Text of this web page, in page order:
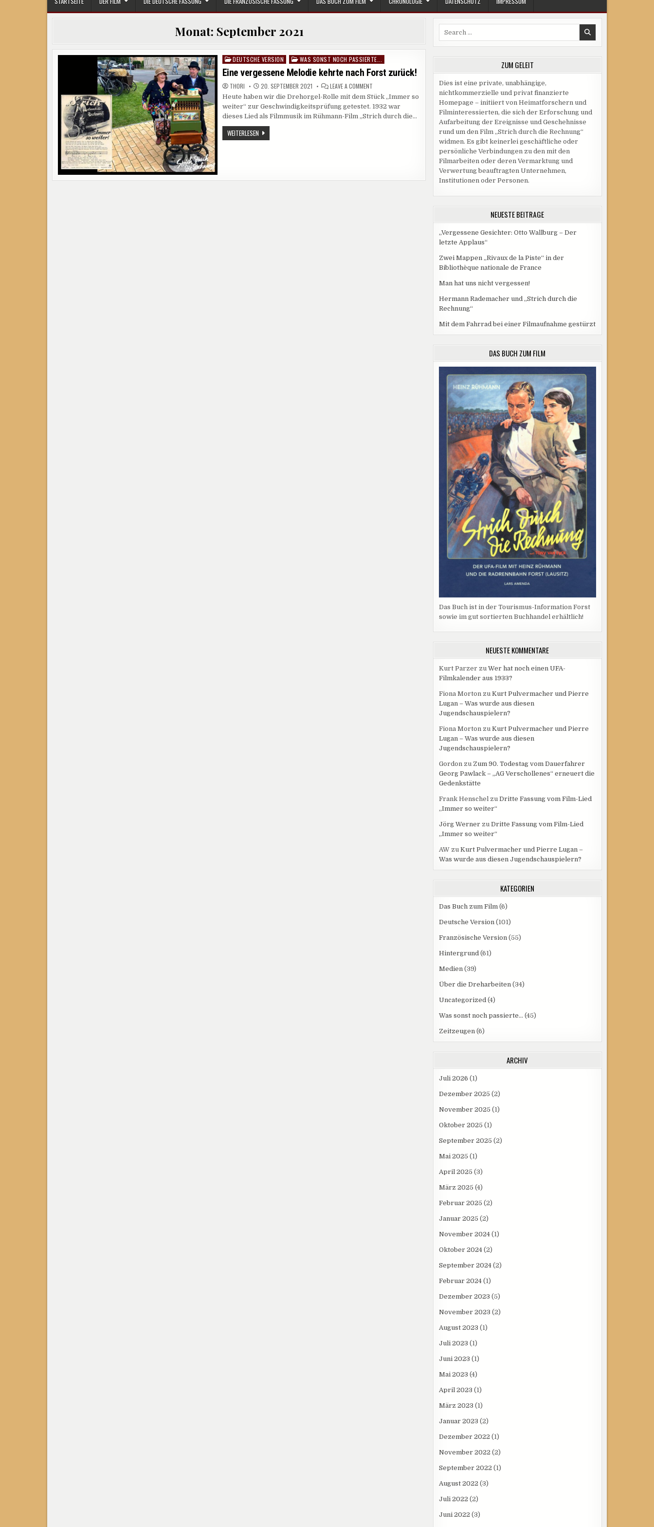
Monat: September 2021
Posted
in
DEUTSCHE VERSION WAS SONST NOCH PASSIERTE...
Eine vergessene Melodie kehrte nach Forst zurück!
THORI 20. SEPTEMBER 2021 LEAVE A COMMENTON
VERGESSENE
MELODIE
KEHRTE
NACH
FORST
Heute haben wir die Drehorgel-Rolle mit dem Stück „Immer so
weiter“ zur Geschwindigkeitsprüfung getestet. 1932 war
dieses Lied als Filmmusik im Rühmann-Film „Strich durch die…
WEITERLESENEINE
VERGESSENE
ZUM GELEIT
Dies ist eine private, unabhängige,
nichtkommerzielle und privat finanzierte
Homepage – initiiert von Heimatforschern und
Filminteressierten, die sich der Erforschung und
Aufarbeitung der Ereignisse und Geschehnisse
rund um den Film „Strich durch die Rechnung“
widmen. Es gibt keinerlei geschäftliche oder
persönliche Verbindungen zu den mit den
Filmarbeiten oder deren Vermarktung und
Verwertung beauftragten Unternehmen,
Institutionen oder Personen.
NEUESTE BEITRÄGE
„Vergessene Gesichter: Otto Wallburg – Der
letzte Applaus“
Zwei Mappen „Rivaux de la Piste“ in der
Bibliothèque nationale de France
Man hat uns nicht vergessen!
Hermann Rademacher und „Strich durch die
Rechnung“
Mit dem Fahrrad bei einer Filmaufnahme gestürzt
DAS BUCH ZUM FILM
Das Buch ist in der Tourismus-Information Forst
sowie im gut sortierten Buchhandel erhältlich!
NEUESTE KOMMENTARE
Kurt Parzer zu Wer hat noch einen UFA-
Filmkalender aus 1933?
Fiona Mortonzu Kurt Pulvermacher und Pierre
Lugan – Was wurde aus diesen
Jugendschauspielern?
Fiona Mortonzu Kurt Pulvermacher und Pierre
Lugan – Was wurde aus diesen
Jugendschauspielern?
Gordonzu Zum 90. Todestag vom Dauerfahrer
Georg Pawlack – „AG Verschollenes“ erneuert die
Gedenkstätte
Frank Henschelzu Dritte Fassung vom Film-Lied
„Immer so weiter“
Jörg Werner zu Dritte Fassung vom Film-Lied
„Immer so weiter“
AWzu Kurt Pulvermacher und Pierre Lugan –
Was wurde aus diesen Jugendschauspielern?
KATEGORIEN
Das Buch zum Film(6)
Deutsche Version(101)
Französische Version(55)
Hintergrund(61)
Medien(39)
Über die Dreharbeiten(34)
Uncategorized(4)
Was sonst noch passierte… (45)
Zeitzeugen(6)
ARCHIV
Juli 2026 (1)
Dezember 2025 (2)
November 2025 (1)
Oktober 2025 (1)
September 2025 (2)
Mai 2025 (1)
April 2025 (3)
März 2025 (4)
Februar 2025 (2)
Januar 2025 (2)
November 2024(1)
Oktober 2024(2)
September 2024(2)
Februar 2024(1)
Dezember 2023 (5)
November 2023 (2)
August 2023 (1)
Juli 2023 (1)
Juni 2023 (1)
Mai 2023 (4)
April 2023 (1)
März 2023 (1)
Januar 2023 (2)
Dezember 2022 (1)
November 2022 (2)
September 2022 (1)
August 2022 (3)
Juli 2022 (2)
Juni 2022 (3)